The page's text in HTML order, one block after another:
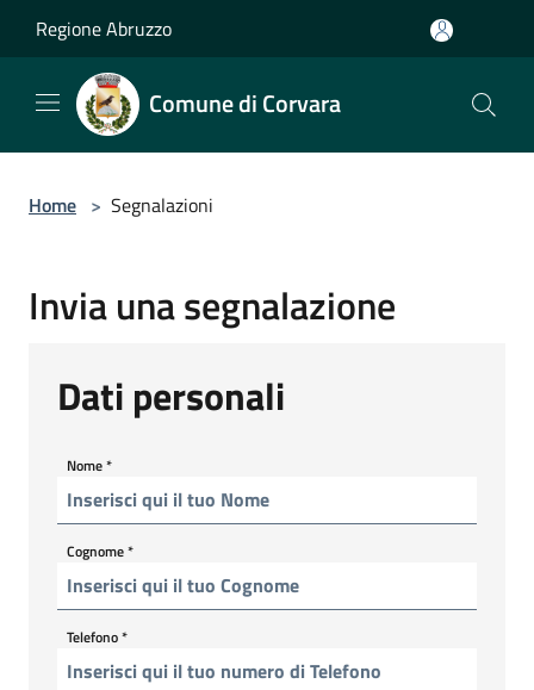
Regione Abruzzo
Comune di Corvara
Home > Segnalazioni
Invia una segnalazione
Dati personali
Nome*
Cognome*
Telefono*